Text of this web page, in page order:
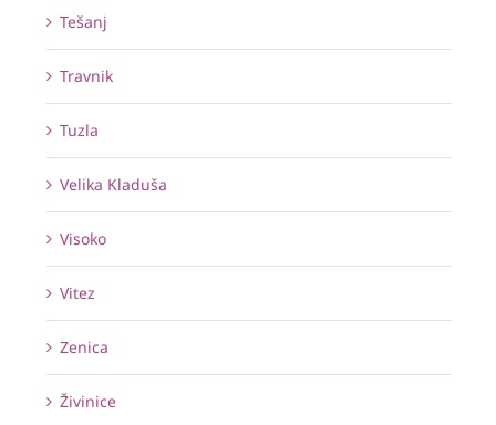
Tešanj
Travnik
Tuzla
Velika Kladuša
Visoko
Vitez
Zenica
Živinice